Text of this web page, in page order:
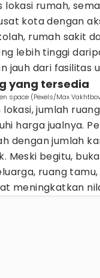
rumah,
kota dengan
rumah sakit
lebih tinggi
jauh dari fasilitas
yang tersedia
space (Pexels/Max
lokasi, jumlah
harga jualnya.
dengan jumlah
Meski begitu,
ruang
meningkatkan